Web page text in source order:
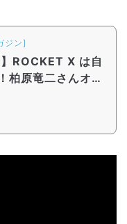
ジン]
】ROCKET X は自
柏原竜二さんオス